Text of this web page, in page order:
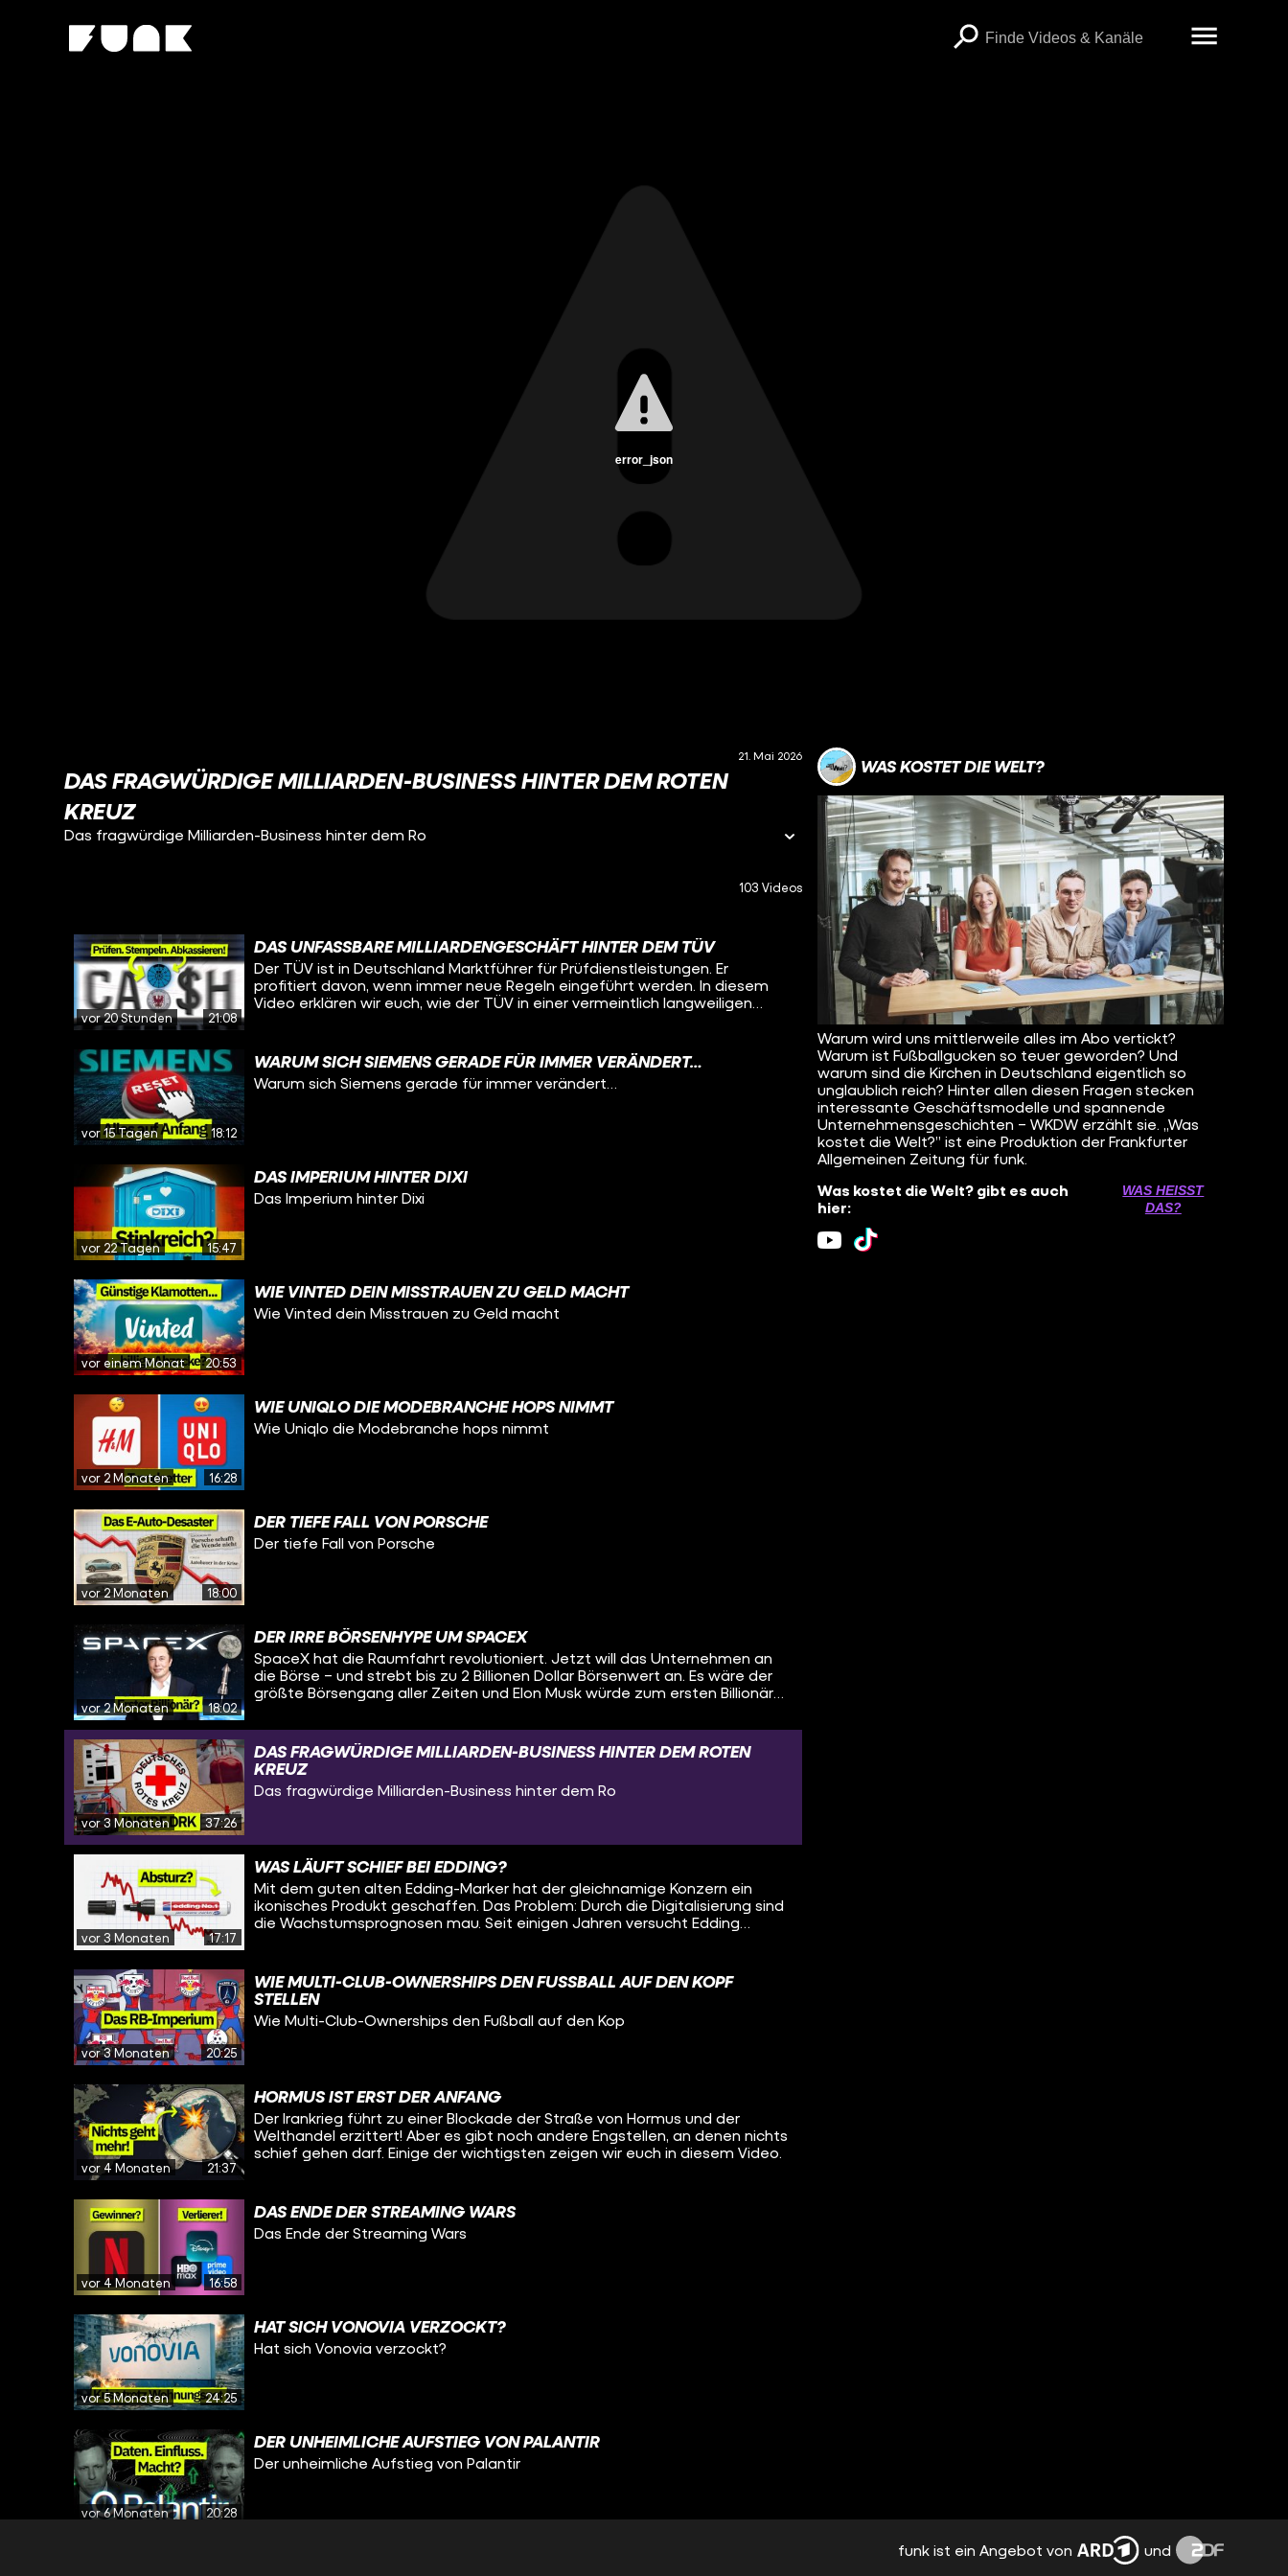
error_json
WAS KOSTET DIE WELT?
Warum wird uns mittlerweile alles im Abo vertickt?
Warum ist Fußballgucken so teuer geworden? Und
warum sind die Kirchen in Deutschland eigentlich so
unglaublich reich? Hinter allen diesen Fragen stecken
interessante Geschäftsmodelle und spannende
Unternehmensgeschichten – WKDW erzählt sie. „Was
kostet die Welt?” ist eine Produktion der Frankfurter
Allgemeinen Zeitung für funk.
Was kostet die Welt? gibt es auch
hier:
WAS HEISST D
AS?
21. Mai 2026
DAS FRAGWÜRDIGE MILLIARDEN-BUSINESS HINTER DEM ROTEN
KREUZ
Das fragwürdige Milliarden-Business hinter dem Ro
103 Videos
vor 20 Stunden 21:08
DAS UNFASSBARE MILLIARDENGESCHÄFT HINTER DEM TÜV
Der TÜV ist in Deutschland Marktführer für Prüfdienstleistungen. Er
profitiert davon, wenn immer neue Regeln eingeführt werden. In diesem
Video erklären wir euch, wie der TÜV in einer vermeintlich langweiligen
vor 15 Tagen 18:12
WARUM SICH SIEMENS GERADE FÜR IMMER VERÄNDERT…
Warum sich Siemens gerade für immer verändert…
vor 22 Tagen 15:47
DAS IMPERIUM HINTER DIXI
Das Imperium hinter Dixi
vor einem Monat 20:53
WIE VINTED DEIN MISSTRAUEN ZU GELD MACHT
Wie Vinted dein Misstrauen zu Geld macht
vor 2 Monaten 16:28
WIE UNIQLO DIE MODEBRANCHE HOPS NIMMT
Wie Uniqlo die Modebranche hops nimmt
vor 2 Monaten 18:00
DER TIEFE FALL VON PORSCHE
Der tiefe Fall von Porsche
vor 2 Monaten 18:02
DER IRRE BÖRSENHYPE UM SPACEX
SpaceX hat die Raumfahrt revolutioniert. Jetzt will das Unternehmen an
die Börse – und strebt bis zu 2 Billionen Dollar Börsenwert an. Es wäre der
größte Börsengang aller Zeiten und Elon Musk würde zum ersten Billionär
vor 3 Monaten 37:26
DAS FRAGWÜRDIGE MILLIARDEN-BUSINESS HINTER DEM ROTEN
KREUZ
Das fragwürdige Milliarden-Business hinter dem Ro
vor 3 Monaten 17:17
WAS LÄUFT SCHIEF BEI EDDING?
Mit dem guten alten Edding-Marker hat der gleichnamige Konzern ein
ikonisches Produkt geschaffen. Das Problem: Durch die Digitalisierung sind
die Wachstumsprognosen mau. Seit einigen Jahren versucht Edding
Shitstorm.
vor 3 Monaten 20:25
WIE MULTI-CLUB-OWNERSHIPS DEN FUSSBALL AUF DEN KOPF S
TELLEN
Wie Multi-Club-Ownerships den Fußball auf den Kop
vor 4 Monaten 21:37
HORMUS IST ERST DER ANFANG
Der Irankrieg führt zu einer Blockade der Straße von Hormus und der
Welthandel erzittert! Aber es gibt noch andere Engstellen, an denen nichts
schief gehen darf. Einige der wichtigsten zeigen wir euch in diesem Video.
vor 4 Monaten 16:58
DAS ENDE DER STREAMING WARS
Das Ende der Streaming Wars
vor 5 Monaten 24:25
HAT SICH VONOVIA VERZOCKT?
Hat sich Vonovia verzockt?
vor 6 Monaten 20:28
DER UNHEIMLICHE AUFSTIEG VON PALANTIR
Der unheimliche Aufstieg von Palantir
funk ist ein Angebot von und